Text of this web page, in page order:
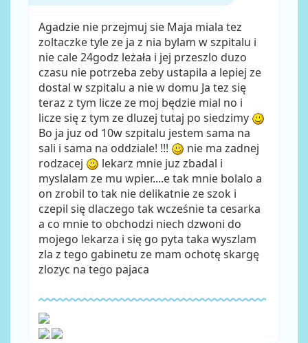
Agadzie nie przejmuj sie Maja miala tez
zoltaczke tyle ze ja z nia bylam w szpitalu i
nie cale 24godz leżała i jej przeszlo duzo
czasu nie potrzeba zeby ustapila a lepiej ze
dostal w szpitalu a nie w domu Ja tez się
teraz z tym licze ze moj będzie mial no i
licze się z tym ze dluzej tutaj po siedzimy
Bo ja juz od 10w szpitalu jestem sama na
sali i sama na oddziale! !!!
nie ma zadnej
rodzacej
lekarz mnie juz zbadal i
myslalam ze mu wpier....e tak mnie bolalo a
on zrobil to tak nie delikatnie ze szok i
czepil się dlaczego tak wcześnie ta cesarka
a co mnie to obchodzi niech dzwoni do
mojego lekarza i się go pyta taka wyszlam
zla z tego gabinetu ze mam ochotę skargę
zlozyc na tego pajaca